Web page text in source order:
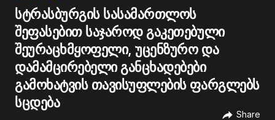
სტრასბურგის სასამართლოს
შეფასებით საჯაროდ გაკეთებული
შეურაცხმყოფელი, უცენზურო და
დამამცირებელი განცხადებები
გამოხატვის თავისუფლების ფარგლებს
სცდება
Share